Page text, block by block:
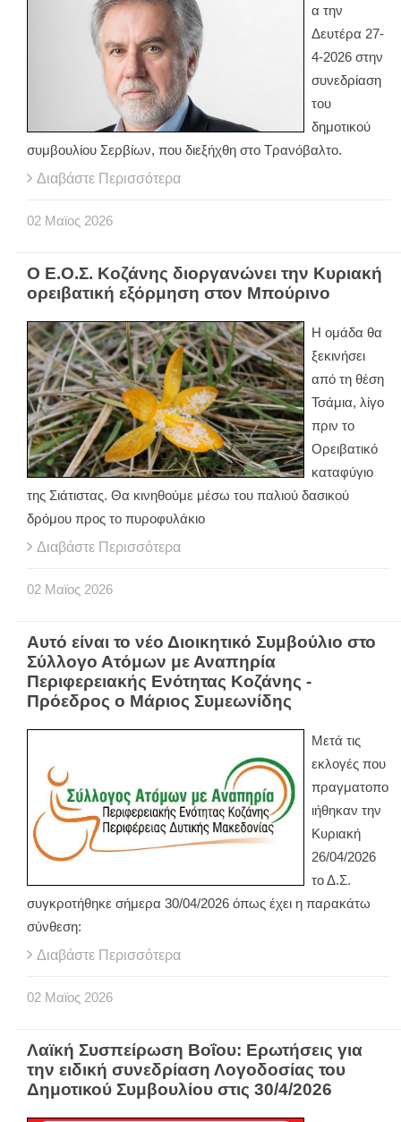
α την
Δευτέρα 27-
4-2026 στην
συνεδρίαση
του
δημοτικού
συμβουλίου Σερβίων, που διεξήχθη στο Τρανόβαλτο.
Διαβάστε Περισσότερα
02 Μαϊος 2026
Ο Ε.Ο.Σ. Κοζάνης διοργανώνει την Κυριακή
ορειβατική εξόρμηση στον Μπούρινο
Η ομάδα θα
ξεκινήσει
από τη θέση
Τσάμια, λίγο
πριν το
Ορειβατικό
καταφύγιο
της Σιάτιστας. Θα κινηθούμε μέσω του παλιού δασικού
δρόμου προς το πυροφυλάκιο
Διαβάστε Περισσότερα
02 Μαϊος 2026
Αυτό είναι το νέο Διοικητικό Συμβούλιο στο
Σύλλογο Ατόμων με Αναπηρία
Περιφερειακής Ενότητας Κοζάνης -
Πρόεδρος ο Μάριος Συμεωνίδης
Μετά τις
εκλογές που
πραγματοπο
ιήθηκαν την
Κυριακή
26/04/2026
το Δ.Σ.
συγκροτήθηκε σήμερα 30/04/2026 όπως έχει η παρακάτω
σύνθεση:
Διαβάστε Περισσότερα
02 Μαϊος 2026
Λαϊκή Συσπείρωση Βοΐου: Ερωτήσεις για
την ειδική συνεδρίαση Λογοδοσίας του
Δημοτικού Συμβουλίου στις 30/4/2026